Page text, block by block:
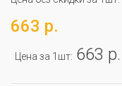
663 р.
Цена за 1шт: 663 р.